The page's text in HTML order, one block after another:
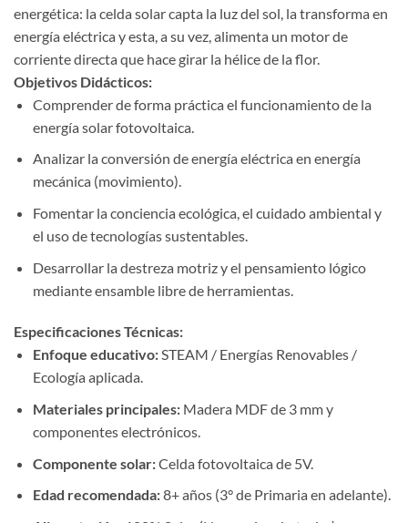
energética: la celda solar capta la luz del sol, la transforma en
energía eléctrica y esta, a su vez, alimenta un motor de
corriente directa que hace girar la hélice de la flor.
Objetivos Didácticos:
Comprender de forma práctica el funcionamiento de la
energía solar fotovoltaica.
Analizar la conversión de energía eléctrica en energía
mecánica (movimiento).
Fomentar la conciencia ecológica, el cuidado ambiental y
el uso de tecnologías sustentables.
Desarrollar la destreza motriz y el pensamiento lógico
mediante ensamble libre de herramientas.
Especificaciones Técnicas:
Enfoque educativo:STEAM / Energías Renovables /
Ecología aplicada.
Materiales principales:Madera MDF de 3 mm y
componentes electrónicos.
Componente solar:Celda fotovoltaica de 5V.
Edad recomendada:8+ años (3° de Primaria en adelante).